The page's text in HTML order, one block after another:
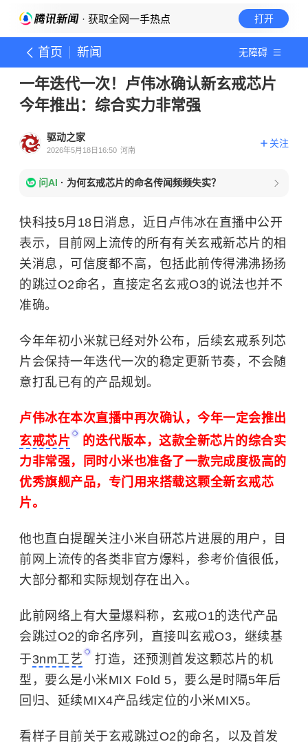
· 获取全网一手热点 打开
首页 新闻 无障碍
一年迭代一次！卢伟冰确认新玄戒芯片
今年推出：综合实力非常强
驱动之家
2026年5月18日16:50 河南
关注
问AI · 为何玄戒芯片的命名传闻频频失实？
快科技5月18日消息，近日卢伟冰在直播中公开
表示，目前网上流传的所有有关玄戒新芯片的相
关消息，可信度都不高，包括此前传得沸沸扬扬
的跳过O2命名，直接定名玄戒O3的说法也并不
准确。
今年年初小米就已经对外公布，后续玄戒系列芯
片会保持一年迭代一次的稳定更新节奏，不会随
意打乱已有的产品规划。
卢伟冰在本次直播中再次确认，今年一定会推出
玄戒芯片
的迭代版本，这款全新芯片的综合实
力非常强，同时小米也准备了一款完成度极高的
优秀旗舰产品，专门用来搭载这颗全新玄戒芯
片。
他也直白提醒关注小米自研芯片进展的用户，目
前网上流传的各类非官方爆料，参考价值很低，
大部分都和实际规划存在出入。
此前网络上有大量爆料称，玄戒O1的迭代产品
会跳过O2的命名序列，直接叫玄戒O3，继续基
于3nm工艺
打造，还预测首发这颗芯片的机
型，要么是小米MIX Fold 5，要么是时隔5年后
回归、延续MIX4产品线定位的小米MIX5。
看样子目前关于玄戒跳过O2的命名，以及首发